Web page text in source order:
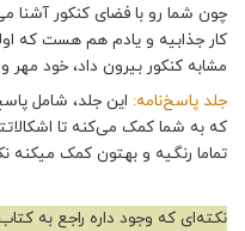
چون شما رو با فضای کنکور
کار جذابیه و یادم هم هست که
مشابه کنکور بیرون داد، خود مهر و
جلد پاسخ‌نامه: این جلد، شامل
که به شما کمک می‌کنه تا
تماما رنگیه و بهتون کمک میکنه
نکته‌ای که وجود داره راجع به